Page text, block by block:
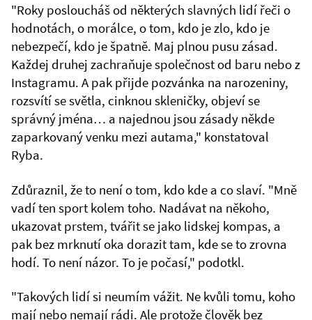
"Roky posloucháš od některých slavných lidí řeči o
hodnotách, o morálce, o tom, kdo je zlo, kdo je
nebezpečí, kdo je špatně. Maj plnou pusu zásad.
Každej druhej zachraňuje společnost od baru nebo z
Instagramu. A pak přijde pozvánka na narozeniny,
rozsvítí se světla, cinknou skleničky, objeví se
správný jména… a najednou jsou zásady někde
zaparkovaný venku mezi autama," konstatoval
Ryba.
Zdůraznil, že to není o tom, kdo kde a co slaví. "Mně
vadí ten sport kolem toho. Nadávat na někoho,
ukazovat prstem, tvářit se jako lidskej kompas, a
pak bez mrknutí oka dorazit tam, kde se to zrovna
hodí. To není názor. To je počasí," podotkl.
"Takových lidí si neumím vážit. Ne kvůli tomu, koho
mají nebo nemají rádi. Ale protože člověk bez